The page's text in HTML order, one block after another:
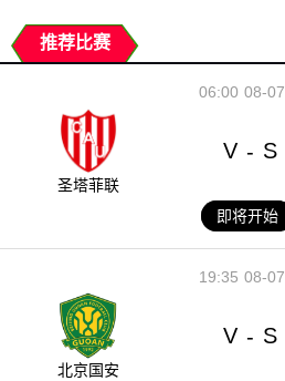
推荐比赛
08-07
06:00
圣塔菲联
V - S
即将开始
08-07
19:35
北京国安
V - S